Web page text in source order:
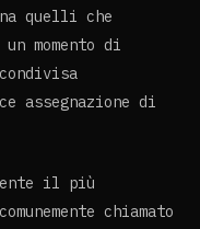
quelli che
momento di
assegnazione di
il più
chiamato